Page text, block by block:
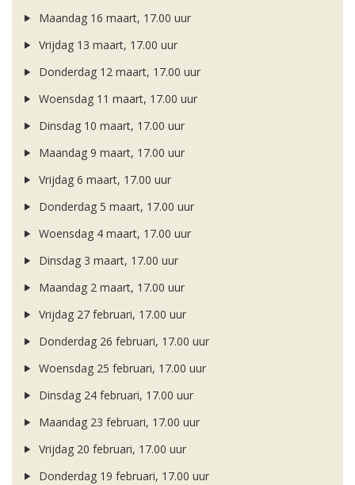
Maandag 16 maart, 17.00 uur
Vrijdag 13 maart, 17.00 uur
Donderdag 12 maart, 17.00 uur
Woensdag 11 maart, 17.00 uur
Dinsdag 10 maart, 17.00 uur
Maandag 9 maart, 17.00 uur
Vrijdag 6 maart, 17.00 uur
Donderdag 5 maart, 17.00 uur
Woensdag 4 maart, 17.00 uur
Dinsdag 3 maart, 17.00 uur
Maandag 2 maart, 17.00 uur
Vrijdag 27 februari, 17.00 uur
Donderdag 26 februari, 17.00 uur
Woensdag 25 februari, 17.00 uur
Dinsdag 24 februari, 17.00 uur
Maandag 23 februari, 17.00 uur
Vrijdag 20 februari, 17.00 uur
Donderdag 19 februari, 17.00 uur